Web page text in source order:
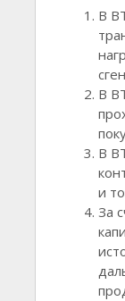
В
В
В
и
За